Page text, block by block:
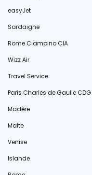
easyJet
Sardaigne
Rome Ciampino CIA
Wizz Air
Travel Service
Paris Charles de Gaulle CDG
Madère
Malte
Venise
Islande